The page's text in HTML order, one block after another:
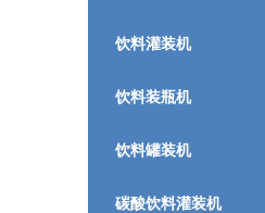
饮料灌装机
饮料装瓶机
饮料罐装机
碳酸饮料灌装机